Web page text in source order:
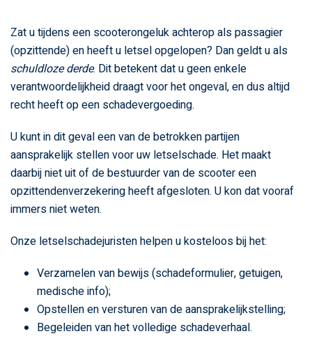
Zat u tijdens een scooterongeluk achterop als passagier
(opzittende) en heeft u letsel opgelopen? Dan geldt u als
schuldloze derde. Dit betekent dat u geen enkele
verantwoordelijkheid draagt voor het ongeval, en dus altijd
recht heeft op een schadevergoeding.
U kunt in dit geval een van de betrokken partijen
aansprakelijk stellen voor uw letselschade. Het maakt
daarbij niet uit of de bestuurder van de scooter een
opzittendenverzekering heeft afgesloten. U kon dat vooraf
immers niet weten.
Onze letselschadejuristen helpen u kosteloos bij het:
Verzamelen van bewijs (schadeformulier, getuigen,
medische info);
Opstellen en versturen van de aansprakelijkstelling;
Begeleiden van het volledige schadeverhaal.